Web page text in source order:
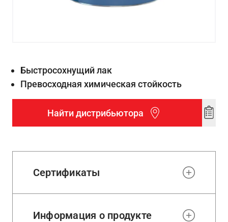
Быстросохнущий лак
Превосходная химическая стойкость
Найти дистрибьютора
Add
Сертификаты
Информация о продукте